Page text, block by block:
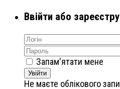
Ввійти або
Запам'ятати мене
Увійти
Не маєте облікового